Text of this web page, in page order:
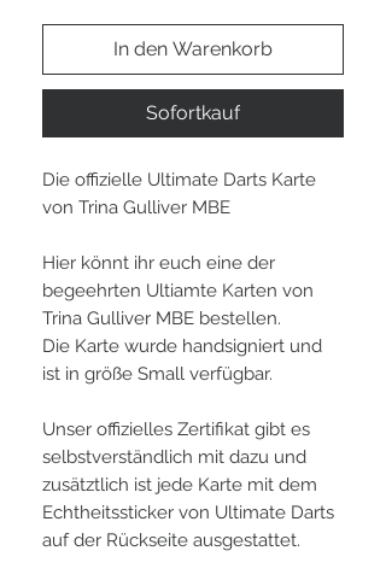
In den Warenkorb
Sofortkauf
Die offizielle Ultimate Darts Karte
von Trina Gulliver MBE
Hier könnt ihr euch eine der
begeehrten Ultiamte Karten von
Trina Gulliver MBE bestellen.
Die Karte wurde handsigniert und
ist in größe Small verfügbar.
Unser offizielles Zertifikat gibt es
selbstverständlich mit dazu und
zusätztlich ist jede Karte mit dem
Echtheitssticker von Ultimate Darts
auf der Rückseite ausgestattet.